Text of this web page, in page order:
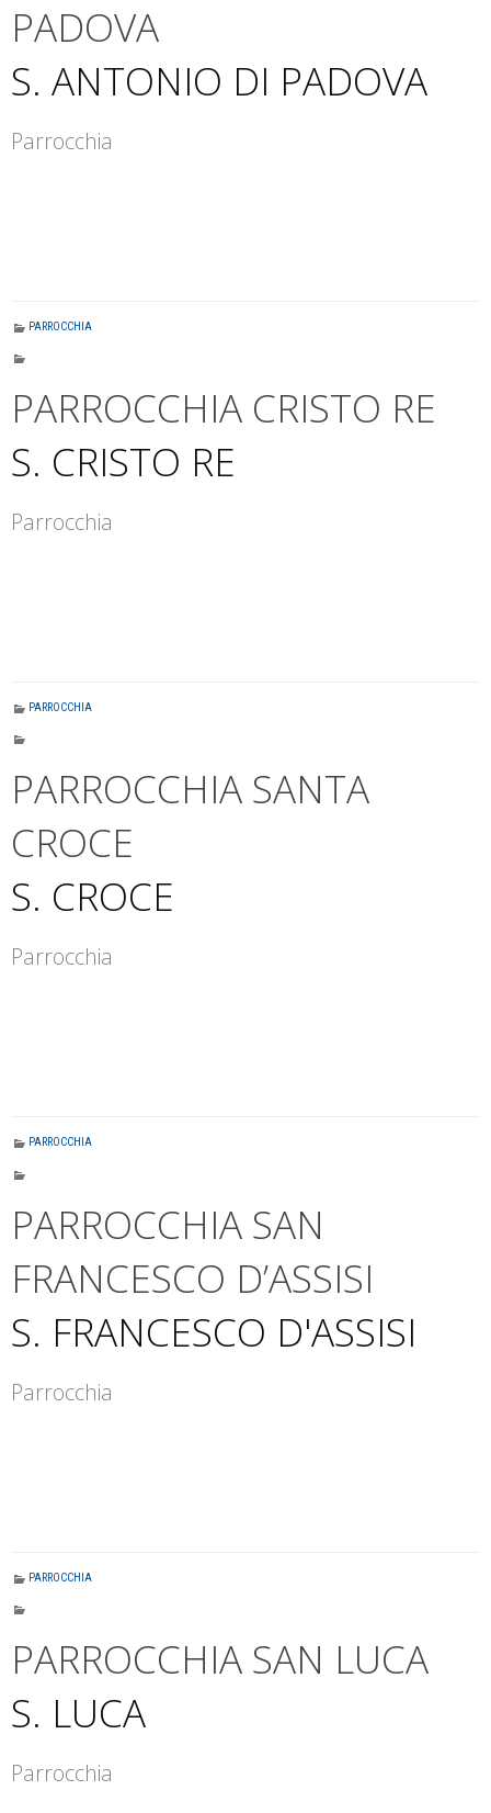
PADOVA
S. ANTONIO DI PADOVA
Parrocchia
PARROCCHIA
PARROCCHIA CRISTO RE
S. CRISTO RE
Parrocchia
PARROCCHIA
PARROCCHIA SANTA
CROCE
S. CROCE
Parrocchia
PARROCCHIA
PARROCCHIA SAN
FRANCESCO D’ASSISI
S. FRANCESCO D'ASSISI
Parrocchia
PARROCCHIA
PARROCCHIA SAN LUCA
S. LUCA
Parrocchia